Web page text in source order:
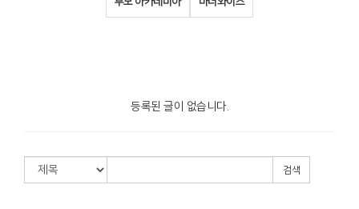
등록된 글이 없습니다.
검색